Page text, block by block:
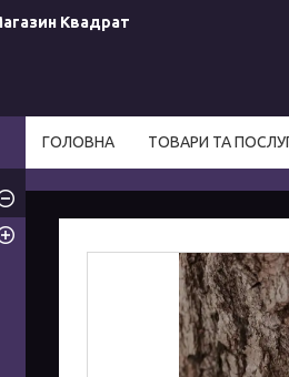
Квадрат
ГОЛОВНА ТОВАРИ ТА